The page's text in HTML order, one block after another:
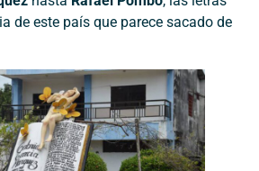
de este país que parece sacado de